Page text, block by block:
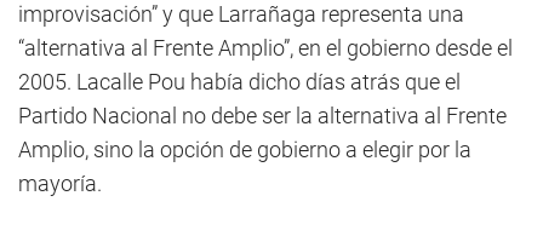
improvisación” y que Larrañaga representa una
“alternativa al Frente Amplio”, en el gobierno desde el
2005. Lacalle Pou había dicho días atrás que el
Partido Nacional no debe ser la alternativa al Frente
Amplio, sino la opción de gobierno a elegir por la
mayoría.